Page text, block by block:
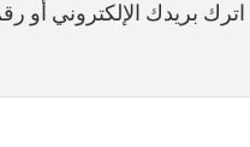
بريدك الإلكتروني